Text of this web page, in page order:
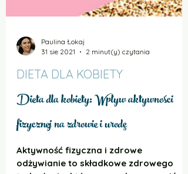
31 sie 2021
2 minut(y) czytania
DIETA DLA KOBIETY
Dieta dla kobiety: Wpływ aktywności
fizycznej na zdrowie i urodę
Aktywność fizyczna i zdrowe